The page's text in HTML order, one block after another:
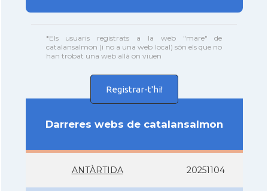
*Els usuaris registrats a la web "mare" de
catalansalmon (i no a una web local) són els que no
han trobat una web allà on viuen
Registrar-t'hi!
Darreres webs de catalansalmon
ANTÀRTIDA 20251104